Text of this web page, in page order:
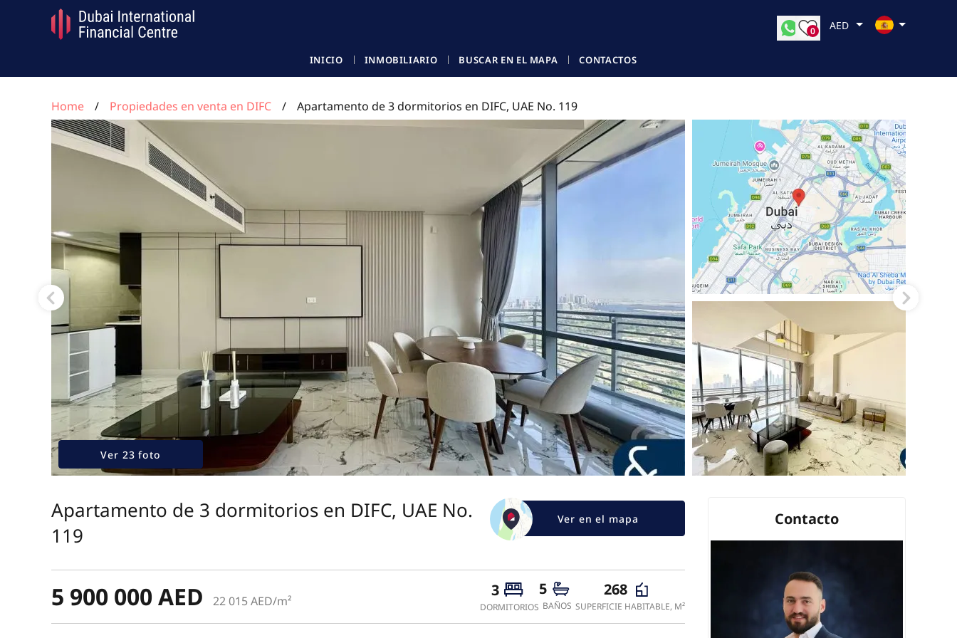
INICIO INMOBILIARIO BUSCAR EN EL MAPA CONTACTOS
0 AED
Home Propiedades en venta en DIFC Apartamento de 3 dormitorios en DIFC, UAE No. 119
Ver 23 foto
Apartamento de 3 dormitorios en DIFC, UAE No.
119
Ver en el mapa
5 900 000 AED 22 015 AED/m²
3
DORMITORIOS
5
BAÑOS
268
SUPERFICIE HABITABLE, M²
Contacto